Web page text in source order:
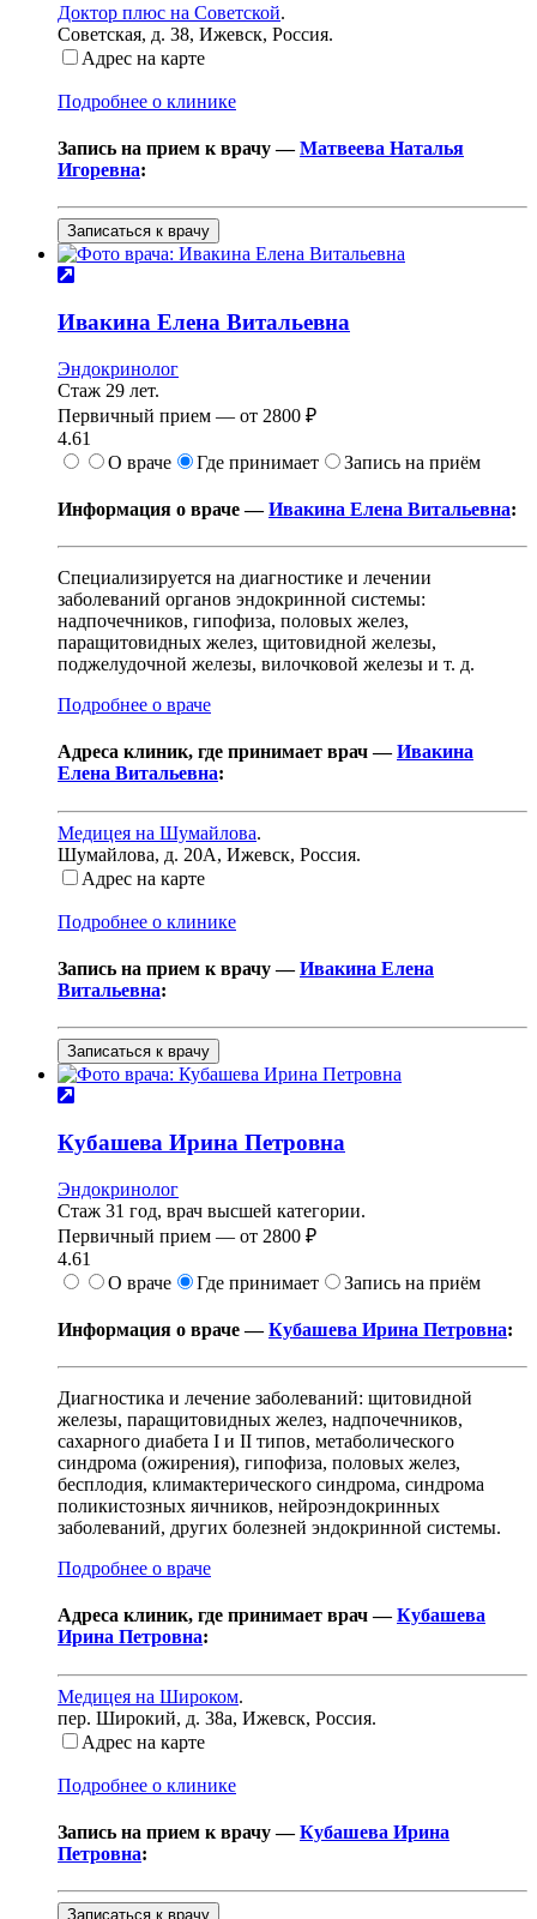
Доктор плюс на Советской.
Советская, д. 38, Ижевск, Россия.
Адрес на карте
Подробнее о клинике
Запись на прием к врачу —Матвеева Наталья
Игоревна:
Записаться к врачу
Ивакина Елена Витальевна
Эндокринолог
Стаж 29 лет.
Первичный прием — от 2800 ₽
4.61
О враче
Где принимает Запись на приём
Информация о враче —Ивакина Елена Витальевна:
Специализируется на диагностике и лечении
заболеваний органов эндокринной системы:
надпочечников, гипофиза, половых желез,
паращитовидных желез, щитовидной железы,
поджелудочной железы, вилочковой железы и т. д.
Подробнее о враче
Адреса клиник, где принимает врач —Ивакина
Елена Витальевна:
Медицея на Шумайлова.
Шумайлова, д. 20А, Ижевск, Россия.
Адрес на карте
Подробнее о клинике
Запись на прием к врачу —Ивакина Елена
Витальевна:
Записаться к врачу
Кубашева Ирина Петровна
Эндокринолог
Стаж 31 год, врач высшей категории.
Первичный прием — от 2800 ₽
4.61
О враче
Где принимает Запись на приём
Информация о враче —Кубашева Ирина Петровна:
Диагностика и лечение заболеваний: щитовидной
железы, паращитовидных желез, надпочечников,
сахарного диабета I и II типов, метаболического
синдрома (ожирения), гипофиза, половых желез,
бесплодия, климактерического синдрома, синдрома
поликистозных яичников, нейроэндокринных
заболеваний, других болезней эндокринной системы.
Подробнее о враче
Адреса клиник, где принимает врач —Кубашева
Ирина Петровна:
Медицея на Широком.
пер. Широкий, д. 38а, Ижевск, Россия.
Адрес на карте
Подробнее о клинике
Запись на прием к врачу —Кубашева Ирина
Петровна:
Записаться к врачу